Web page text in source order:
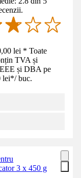
lei * Toate
TVA și
și DBA pe
lei*/ buc.
3 x 450 g